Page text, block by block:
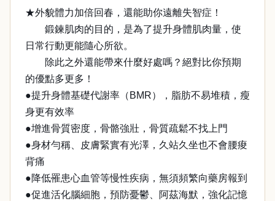
★外貌體力加倍回春，還能助你遠離失智症！
鍛鍊肌肉的目的，是為了提升身體肌肉量，使
日常行動更能隨心所欲。
除此之外還能帶來什麼好處嗎？絕對比你預期
的優點多更多！
●提升身體基礎代謝率（BMR），脂肪不易堆積，瘦
身更有效率
●增進骨質密度，骨骼強壯，骨質疏鬆不找上門
●身材勻稱、皮膚緊實有光澤，久站久坐也不會腰痠
背痛
●降低罹患心血管等慢性疾病，無須頻繁向藥房報到
●促進活化腦細胞，預防憂鬱、阿茲海默，強化記憶